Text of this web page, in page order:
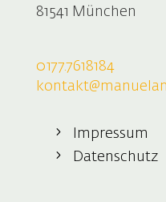
81541 München
0177.7618184
Impressum
Datenschutz